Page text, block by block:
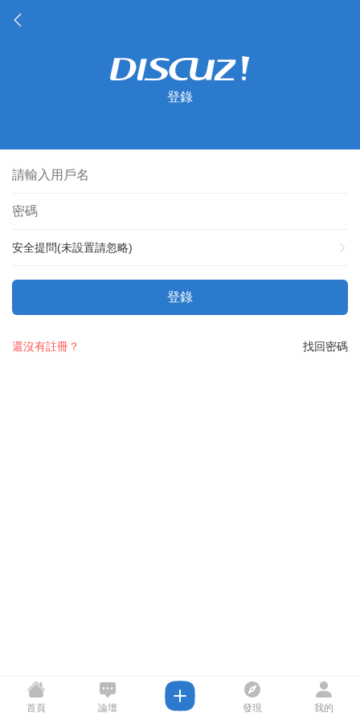
登錄
安全提問(未設置請忽略)
登錄
找回密碼
還沒有註冊？
首頁 論壇 發現 我的